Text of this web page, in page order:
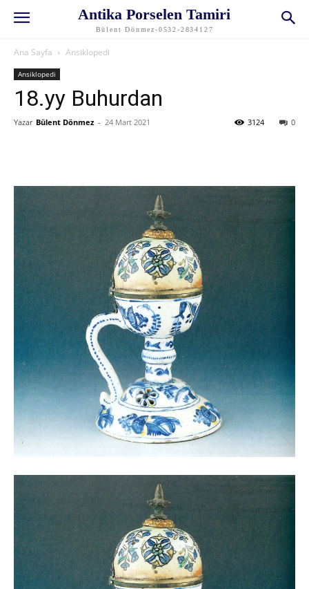
Antika Porselen Tamiri
Bülent Dönmez-0532-2834127
Ana Sayfa Ansiklopedi
Ansiklopedi
18.yy Buhurdan
Yazar Bülent Dönmez - 24 Mart 2021 0
3124